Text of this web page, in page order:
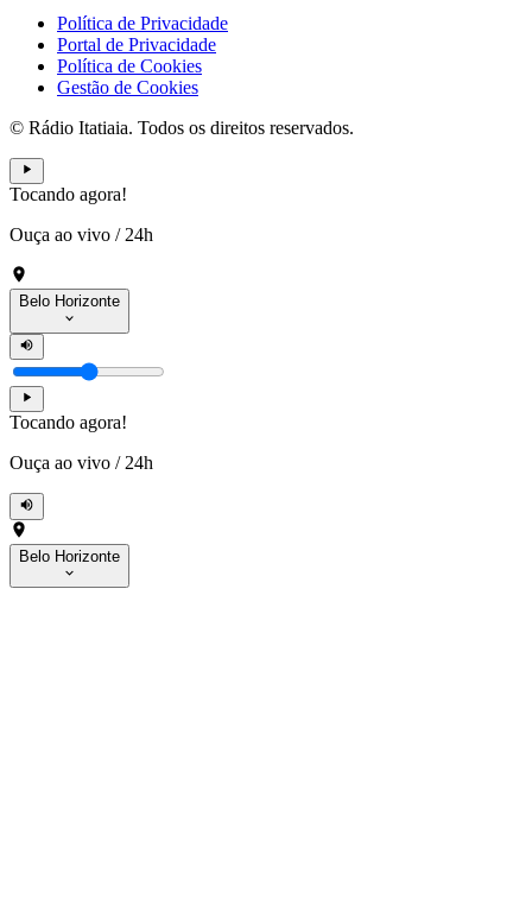
Política de Privacidade
Portal de Privacidade
Política de Cookies
Gestão de Cookies
© Rádio Itatiaia. Todos os direitos reservados.
Tocando agora!
Ouça ao vivo / 24h
Belo Horizonte
Tocando agora!
Ouça ao vivo / 24h
Belo Horizonte